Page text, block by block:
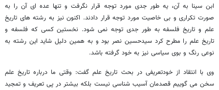
ابن سینا به آن، یه طور جدی مورد توجه قرار نگرفت و تنها عده ای آن را به
صورت تکراری و بی خاصیت مورد توجه قرار دادند. اکنون نیز به رشته های تاریخ
علم و تاریخ فلسفه به طور جدی توجه نمی شود. نخستین کسی که فلسفه و
تاریخ علم را مطرح کرد سیدحسین نصر بود و به همین دلیل شاید این رشته به
نوعی رنگ و بوی سیاسی نیز به خود گرفته باشد.
وی با انتقاد از خودتعریفی در بحث تاریخ علم گفت: وقتی ما درباره تاریخ علم
سخن می گوییم قصدمان آسیب شناسی نیست بلکه بیشتر در پی تعریف و تمجید